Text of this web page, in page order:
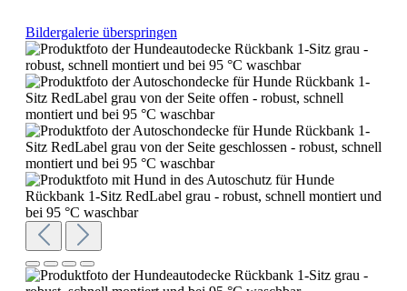
Bildergalerie überspringen